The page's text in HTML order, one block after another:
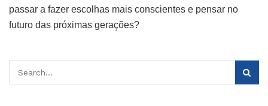
passar a fazer escolhas mais conscientes e pensar no
futuro das próximas gerações?